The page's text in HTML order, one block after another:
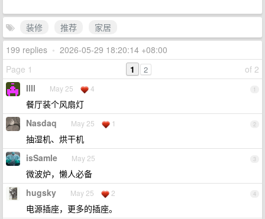
装修 推荐
家居
199 replies • 2026-05-29 18:20:14 +08:00
Page 1
of 2
1 2
1
IlIl May 25 4
餐厅装个风扇灯
2
Nasdaq May 25 1
抽湿机、烘干机
3
isSamle May 25
微波炉，懒人必备
4
hugsky May 25 2
电源插座，更多的插座。